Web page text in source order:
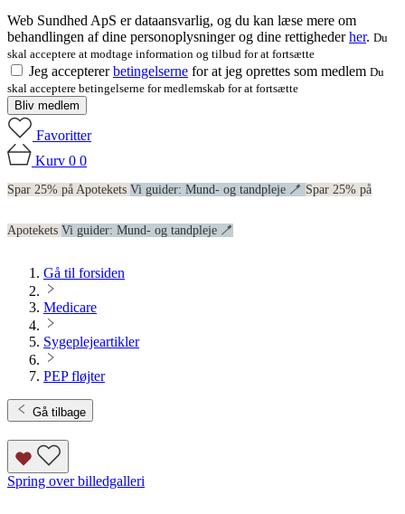
Web Sundhed ApS er dataansvarlig, og du kan læse mere om
behandlingen af dine personoplysninger og dine rettighederher. Du
skal acceptere at modtage information og tilbud for at fortsætte
Jeg acceptererbetingelserne for at jeg oprettes som medlem Du
skal acceptere betingelserne for medlemskab for at fortsætte
Bliv medlem
Favoritter
Kurv 0 0
Spar 25% på Apotekets Vi guider: Mund- og tandpleje 🪥 Spar 25% på
Apotekets Vi guider: Mund- og tandpleje 🪥
Gå til forsiden
Medicare
Sygeplejeartikler
PEP fløjter
Gå tilbage
Spring over billedgalleri